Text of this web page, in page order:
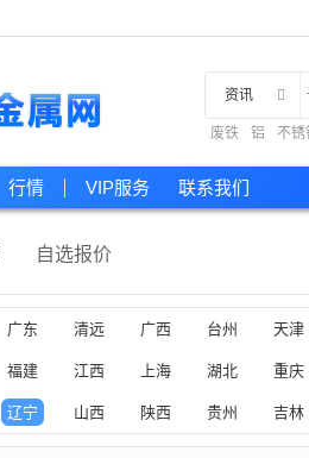
资讯
现货
废铁 铝 不锈
行情 VIP服务 联系我们
自选报价
广东 清远 广西 台州 天津
福建 江西 上海 湖北 重庆
辽宁 山西 陕西 贵州 吉林